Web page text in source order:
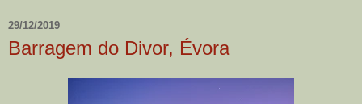
29/12/2019
Barragem do Divor, Évora